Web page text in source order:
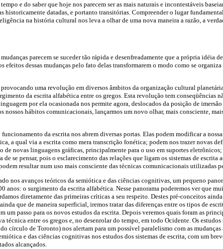
e do saber que hoje nos parecem ser as mais naturais e incontestáveis
historicamente datadas, e portanto transitórias. Compreender o lugar
na história cultural nos leva a olhar de uma nova maneira a razão, a
parecem se suceder tão rápida e desenfreadamente que a própria idéia
efeitos dessas mudanças pelo fato delas transformarem o modo como se
uma revolução em diversos âmbitos da organização cultural
da escrita alfabética entre os gregos. Esta revolução tem conseqüências
por ela ocasionada nos permite agora, deslocados da posição de
nossos hábitos comunicacionais, lançarmos um novo olhar, mais consciente,
funcionamento da escrita nos abrem diversas portas. Elas podem modificar a
a qual via a escrita como mera transcrição fonética; podem nos trazer novas
de novas linguagens gráficas, principalmente para o uso em suportes
de se pensar, pois o esclarecimento das relações que ligam os sistemas de escrita
resultar num uso mais consciente das técnicas comunicacionais utilizadas
nos avanços teóricos da semiótica e das ciências cognitivas, um pequeno
anos: o surgimento da escrita alfabética. Nesse panorama poderemos ver que
diretamente das primeiras críticas a seu respeito. Destes pré-conceitos
que de maneira superficial, iremos tratar das diferenças entre os tipos de
um passo para os novos estudos da escrita. Depois veremos quais foram as
técnica entre os gregos e, no desenrolar do tempo, em todo Ocidente. Os
círculo de Toronto) nos alertam para um possível paralelismo com as
e das ciências cognitivas nos estudos dos sistemas de escrita, com um
alcançados.